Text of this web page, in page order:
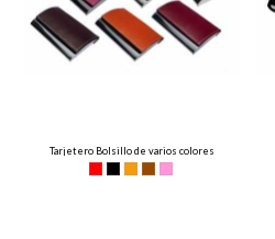
Tarjetero Bolsillo de varios colores